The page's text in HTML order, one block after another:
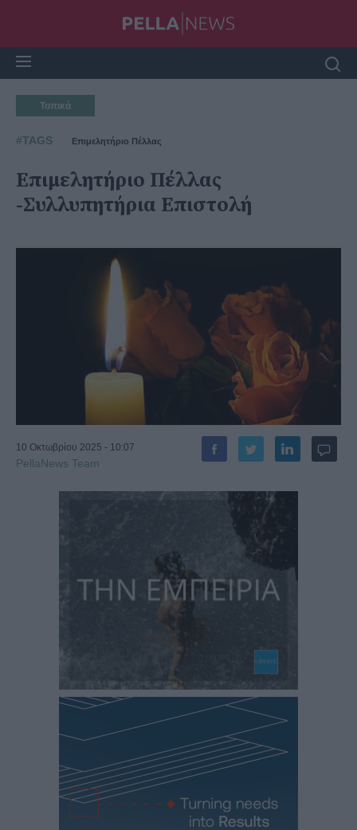
Τοπικά
#TAGS Επιμελητήριο Πέλλας
Επιμελητήριο Πέλλας
-Συλλυπητήρια Επιστολή
10 Οκτωβρίου 2025 - 10:07
PellaNews Team